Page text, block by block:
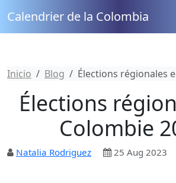
Calendrier de la Colombia
Inicio Blog Élections régionales
Élections
Colombie
Natalia Rodriguez 25 Aug 2023